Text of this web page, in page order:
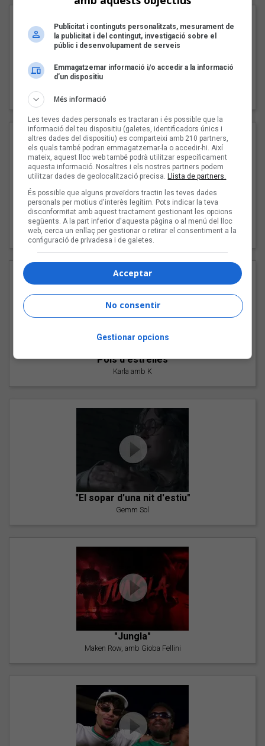
Pep Álvarez amb Joan Muntaner (Xanguito)
"Les cabres"
94 Rules amb Compte
"Pols d'estrelles"
Karla amb K
"El sopar d'una nit d'estiu"
Gemm Sol
"Jungla"
Maken Row, amb Gioba Fellini
Publicitat i continguts personalitzats, mesurament de
la publicitat i del contingut, investigació sobre el
públic i desenvolupament de serveis
Emmagatzemar informació i/o accedir a la informació
d’un dispositiu
Més informació
Les teves dades personals es tractaran i és possible que la
informació del teu dispositiu (galetes, identificadors únics i
altres dades del dispositiu) es comparteixi amb 210 partners,
els quals també podran emmagatzemar-la o accedir-hi. Així
mateix, aquest lloc web també podrà utilitzar específicament
aquesta informació. Nosaltres i els nostres partners podem
utilitzar dades de geolocalització precisa.Llista de partners.
És possible que alguns proveïdors tractin les teves dades
personals per motius d'interès legítim. Pots indicar la teva
disconformitat amb aquest tractament gestionant les opcions
següents. A la part inferior d'aquesta pàgina o al menú del lloc
web, cerca un enllaç per gestionar o retirar el consentiment a la
configuració de privadesa i de galetes.
Acceptar
No consentir
Gestionar opcions